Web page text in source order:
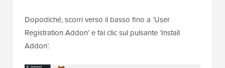
Dopodiché, scorri verso il basso fino a ‘User
Registration Addon’ e fai clic sul pulsante ‘Install
Addon’.